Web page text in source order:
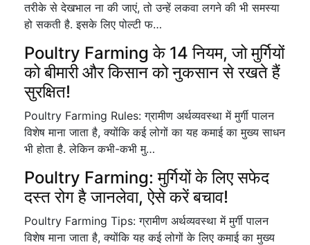
तरीके से देखभाल ना की जाएं, तो उन्हें लकवा लगने की भी समस्या
हो सकती है. इसके लिए पोल्टी फ…
Poultry Farming के 14 नियम, जो मुर्गियों
को बीमारी और किसान को नुकसान से रखते हैं
सुरक्षित!
Poultry Farming Rules: ग्रामीण अर्थव्यवस्था में मुर्गी पालन
विशेष माना जाता है, क्योंकि कई लोगों का यह कमाई का मुख्य साधन
भी होता है. लेकिन कभी-कभी मु…
Poultry Farming: मुर्गियों के लिए सफेद
दस्त रोग है जानलेवा, ऐसे करें बचाव!
Poultry Farming Tips: ग्रामीण अर्थव्यवस्था में मुर्गी पालन
विशेष माना जाता है, क्योंकि यह कई लोगों के लिए कमाई का मुख्य